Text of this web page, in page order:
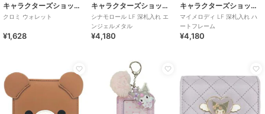
キャラクターズショップ ラフラフ
クロミ ウォレット
¥1,628
キャラクターズショップ ラフラフ
シナモロール LF 深札入れ エ
ンジェルメタル
¥4,180
キャラクターズショップ ラフラフ
マイメロディ LF 深札入れ ハ
ートフレーム
¥4,180